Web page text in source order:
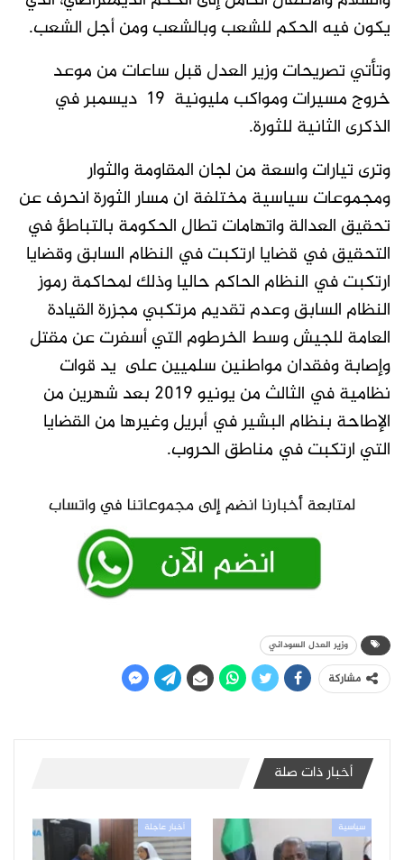
يكون فيه الحكم للشعب وبالشعب ومن أجل الشعب.
وتأتي تصريحات وزير العدل قبل ساعات من موعد
خروج مسيرات ومواكب مليونية 19 ديسمبر في
الذكرى الثانية للثورة.
وترى تيارات واسعة من لجان المقاومة والثوار
ومجموعات سياسية مختلفة ان مسار الثورة انحرف عن
تحقيق العدالة واتهامات تطال الحكومة بالتباطؤ في
التحقيق في قضايا ارتكبت في النظام السابق وقضايا
ارتكبت في النظام الحاكم حاليا وذلك لمحاكمة رموز
النظام السابق وعدم تقديم مرتكبي مجزرة القيادة
العامة للجيش وسط الخرطوم التي أسفرت عن مقتل
وإصابة وفقدان مواطنين سلميين على يد قوات
نظامية في الثالث من يونيو ٢٠١٩ بعد شهرين من
الإطاحة بنظام البشير في أبريل وغيرها من القضايا
التي ارتكبت في مناطق الحروب.
وزير العدل السوداني
مشاركة
أخبار ذات صلة
سياسية أخبار عاجلة